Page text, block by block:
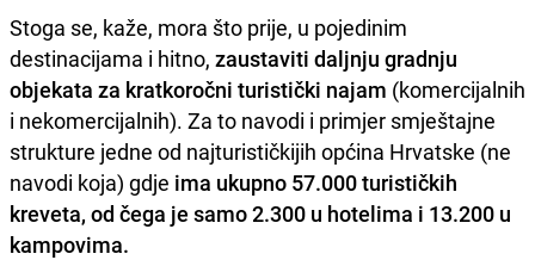
Stoga se, kaže, mora što prije, u pojedinim
destinacijama i hitno, zaustaviti daljnju gradnju
objekata za kratkoročni turistički najam (komercijalnih
i nekomercijalnih). Za to navodi i primjer smještajne
strukture jedne od najturističkijih općina Hrvatske (ne
navodi koja) gdje ima ukupno 57.000 turističkih
kreveta, od čega je samo 2.300 u hotelima i 13.200 u
kampovima.